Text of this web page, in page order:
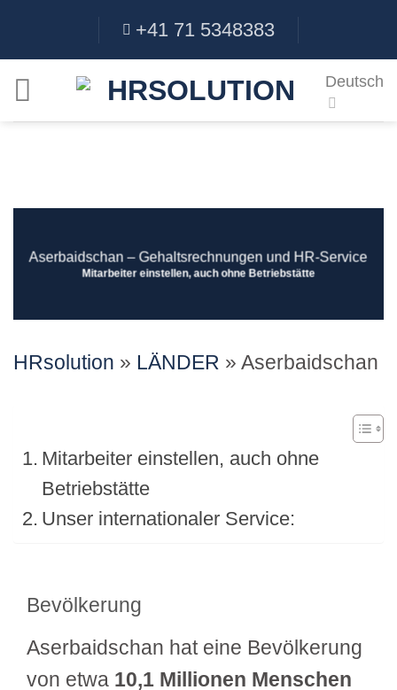
content
+41 71 5348383
Deutsch
Aserbaidschan ‒ Gehaltsrechnungen und HR-Service
Mitarbeiter einstellen, auch ohne Betriebstätte
HRsolution » LÄNDER » Aserbaidschan
Mitarbeiter einstellen, auch ohne
Betriebstätte
Unser internationaler Service:
Bevölkerung
Aserbaidschan hat eine Bevölkerung
von etwa 10,1 Millionen Menschen